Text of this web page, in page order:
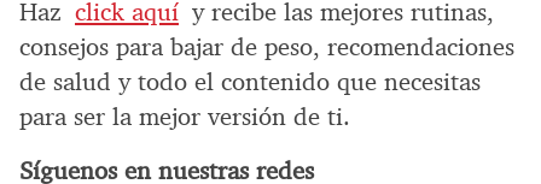
Haz click aquí y recibe las mejores rutinas,
consejos para bajar de peso, recomendaciones
de salud y todo el contenido que necesitas
para ser la mejor versión de ti.
Síguenos en nuestras redes